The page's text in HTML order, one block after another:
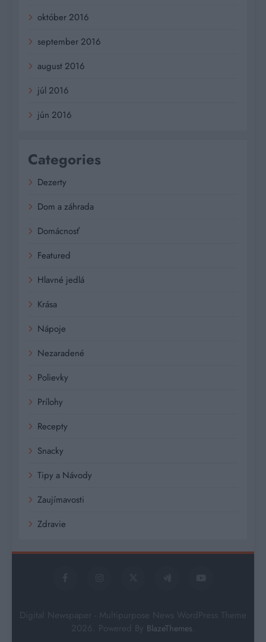
október 2016
september 2016
august 2016
júl 2016
jún 2016
Categories
Dezerty
Dom a záhrada
Domácnosť
Featured
Hlavné jedlá
Krása
Nápoje
Nezaradené
Polievky
Prílohy
Recepty
Snacky
Tipy a Návody
Zaujímavosti
Zdravie
BlazeThemes